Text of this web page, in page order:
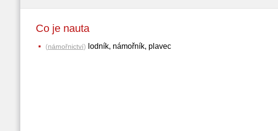
Co je nauta
(námořnictví) lodník, námořník, plavec